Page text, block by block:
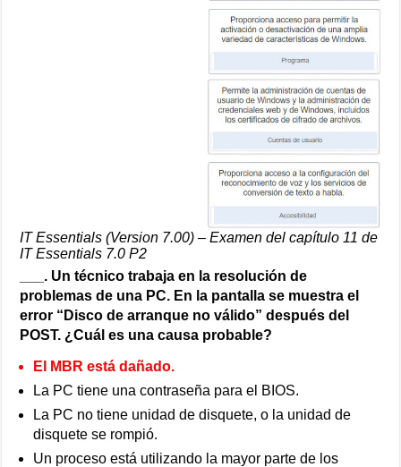
IT Essentials (Version 7.00) – Examen del capítulo 11 de
IT Essentials 7.0 P2
___. Un técnico trabaja en la resolución de
problemas de una PC. En la pantalla se muestra el
error “Disco de arranque no válido” después del
POST. ¿Cuál es una causa probable?
El MBR está dañado.
La PC tiene una contraseña para el BIOS.
La PC no tiene unidad de disquete, o la unidad de
disquete se rompió.
Un proceso está utilizando la mayor parte de los